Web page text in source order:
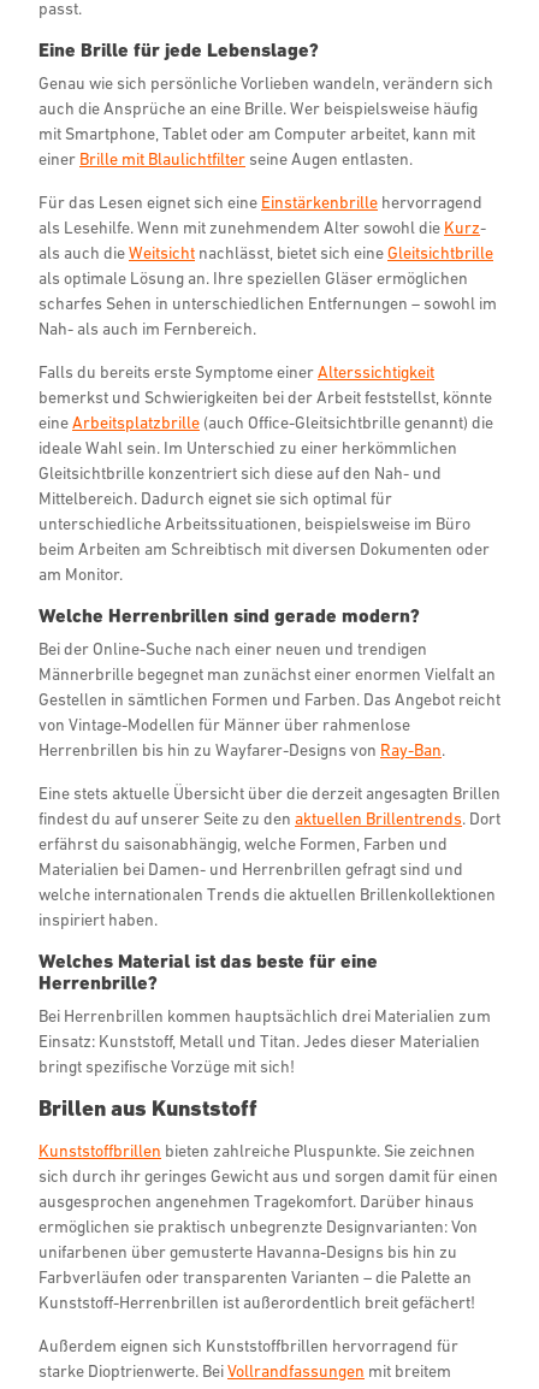
passt.
Eine Brille für jede Lebenslage?
Genau wie sich persönliche Vorlieben wandeln, verändern sich
auch die Ansprüche an eine Brille. Wer beispielsweise häufig
mit Smartphone, Tablet oder am Computer arbeitet, kann mit
einer Brille mit Blaulichtfilter seine Augen entlasten.
Für das Lesen eignet sich eine Einstärkenbrille hervorragend
als Lesehilfe. Wenn mit zunehmendem Alter sowohl die Kurz-
als auch dieWeitsicht nachlässt, bietet sich eineGleitsichtbrille
als optimale Lösung an. Ihre speziellen Gläser ermöglichen
scharfes Sehen in unterschiedlichen Entfernungen – sowohl im
Nah- als auch im Fernbereich.
Falls du bereits erste Symptome einerAlterssichtigkeit
bemerkst und Schwierigkeiten bei der Arbeit feststellst, könnte
eineArbeitsplatzbrille (auch Office-Gleitsichtbrille genannt) die
ideale Wahl sein. Im Unterschied zu einer herkömmlichen
Gleitsichtbrille konzentriert sich diese auf den Nah- und
Mittelbereich. Dadurch eignet sie sich optimal für
unterschiedliche Arbeitssituationen, beispielsweise im Büro
beim Arbeiten am Schreibtisch mit diversen Dokumenten oder
am Monitor.
Welche Herrenbrillen sind gerade modern?
Bei der Online-Suche nach einer neuen und trendigen
Männerbrille begegnet man zunächst einer enormen Vielfalt an
Gestellen in sämtlichen Formen und Farben. Das Angebot reicht
von Vintage-Modellen für Männer über rahmenlose
Herrenbrillen bis hin zu Wayfarer-Designs von Ray-Ban.
Eine stets aktuelle Übersicht über die derzeit angesagten Brillen
findest du auf unserer Seite zu den aktuellen Brillentrends. Dort
erfährst du saisonabhängig, welche Formen, Farben und
Materialien bei Damen- und Herrenbrillen gefragt sind und
welche internationalen Trends die aktuellen Brillenkollektionen
inspiriert haben.
Welches Material ist das beste für eine
Herrenbrille?
Bei Herrenbrillen kommen hauptsächlich drei Materialien zum
Einsatz: Kunststoff, Metall und Titan. Jedes dieser Materialien
bringt spezifische Vorzüge mit sich!
Brillen aus Kunststoff
Kunststoffbrillen bieten zahlreiche Pluspunkte. Sie zeichnen
sich durch ihr geringes Gewicht aus und sorgen damit für einen
ausgesprochen angenehmen Tragekomfort. Darüber hinaus
ermöglichen sie praktisch unbegrenzte Designvarianten: Von
unifarbenen über gemusterte Havanna-Designs bis hin zu
Farbverläufen oder transparenten Varianten – die Palette an
Kunststoff-Herrenbrillen ist außerordentlich breit gefächert!
Außerdem eignen sich Kunststoffbrillen hervorragend für
starke Dioptrienwerte. BeiVollrandfassungen mit breitem